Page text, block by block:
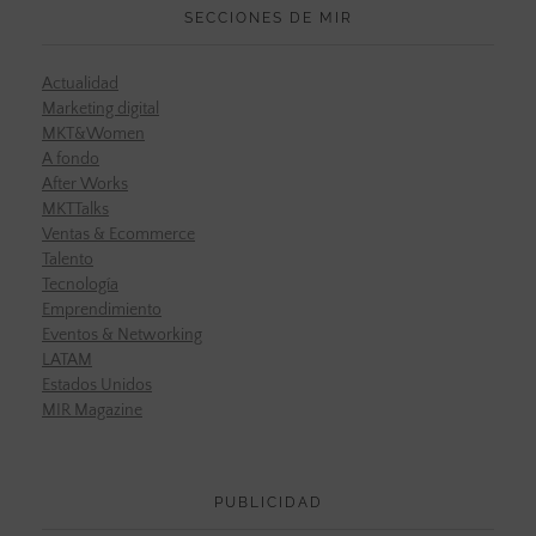
SECCIONES DE MIR
Actualidad
Marketing digital
MKT&Women
A fondo
After Works
MKTTalks
Ventas & Ecommerce
Talento
Tecnología
Emprendimiento
Eventos & Networking
LATAM
Estados Unidos
MIR Magazine
PUBLICIDAD